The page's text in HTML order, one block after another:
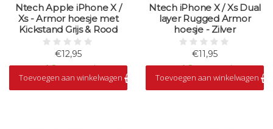
Ntech Apple iPhone X /
Xs - Armor hoesje met
Kickstand Grijs & Rood
€12,95
Op voorraad
Toevoegen aan winkelwagen
Ntech iPhone X / Xs Dual
layer Rugged Armor
hoesje - Zilver
€11,95
Op voorraad
Toevoegen aan winkelwagen